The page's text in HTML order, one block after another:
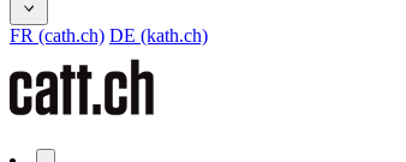
FR (cath.ch) DE (kath.ch)